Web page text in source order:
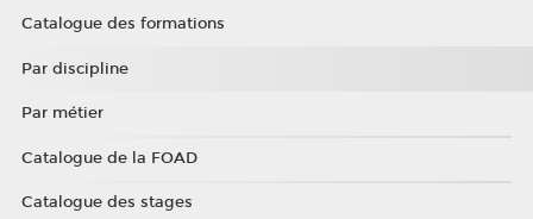
Catalogue des formations
Par discipline
Par métier
Catalogue de la FOAD
Catalogue des stages